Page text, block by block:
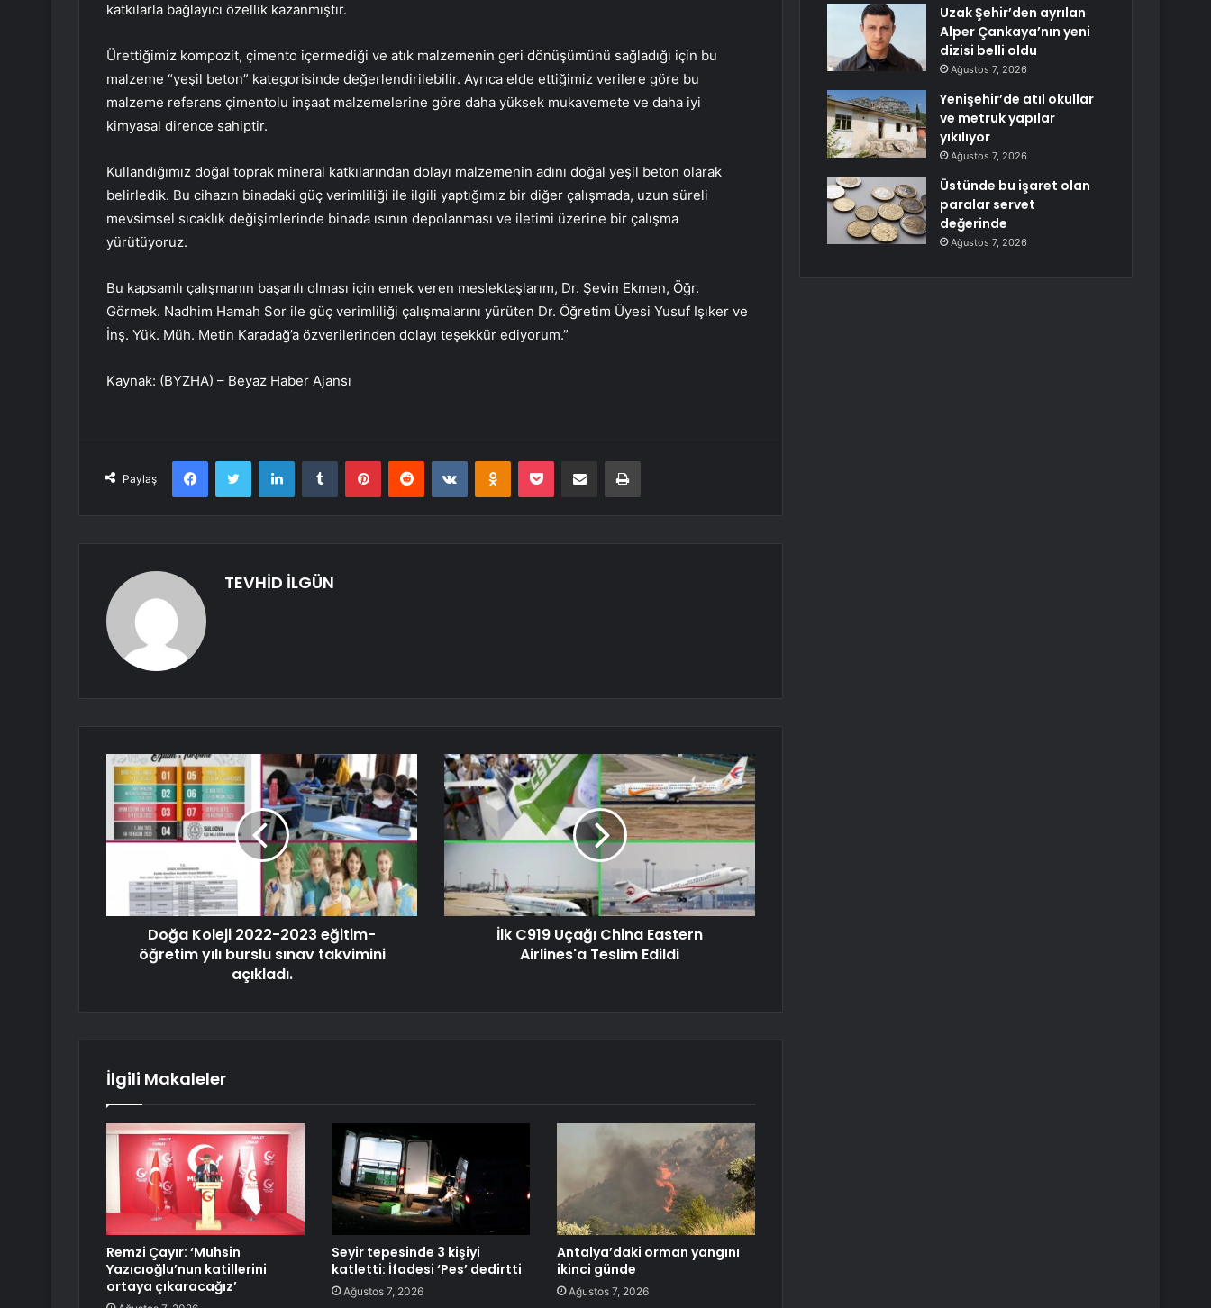
katkılarla bağlayıcı özellik kazanmıştır.
Ürettiğimiz kompozit, çimento içermediği ve atık malzemenin geri dönüşümünü sağladığı için bu
malzeme “yeşil beton” kategorisinde değerlendirilebilir. Ayrıca elde ettiğimiz verilere göre bu
malzeme referans çimentolu inşaat malzemelerine göre daha yüksek mukavemete ve daha iyi
kimyasal dirence sahiptir.
Kullandığımız doğal toprak mineral katkılarından dolayı malzemenin adını doğal yeşil beton olarak
belirledik. Bu cihazın binadaki güç verimliliği ile ilgili yaptığımız bir diğer çalışmada, uzun süreli
mevsimsel sıcaklık değişimlerinde binada ısının depolanması ve iletimi üzerine bir çalışma
yürütüyoruz.
Bu kapsamlı çalışmanın başarılı olması için emek veren meslektaşlarım, Dr. Şevin Ekmen, Öğr.
Görmek. Nadhim Hamah Sor ile güç verimliliği çalışmalarını yürüten Dr. Öğretim Üyesi Yusuf Işıker ve
İnş. Yük. Müh. Metin Karadağ’a özverilerinden dolayı teşekkür ediyorum.”
Kaynak: (BYZHA) – Beyaz Haber Ajansı
Paylaş
FacebookTwitter LinkedInTumblr PinterestReddit VKontakteOdnoklassniki
Pocket E-Posta ile paylaş Yazdır
TEVHİD İLGÜN
Doğa Koleji 2022-2023 eğitim-
öğretim yılı burslu sınav takvimini
açıkladı.
İlk C919 Uçağı China Eastern
Airlines'a Teslim Edildi
İlgili Makaleler
Remzi Çayır: ‘Muhsin
Yazıcıoğlu’nun katillerini
ortaya çıkaracağız’
Seyir tepesinde 3 kişiyi
katletti: İfadesi ‘Pes’ dedirtti
Ağustos 7, 2026
Antalya’daki orman yangını
ikinci günde
Ağustos 7, 2026
Uzak Şehir’den ayrılan
Alper Çankaya’nın yeni
dizisi belli oldu
Ağustos 7, 2026
Yenişehir’de atıl okullar
ve metruk yapılar
yıkılıyor
Ağustos 7, 2026
Üstünde bu işaret olan
paralar servet
değerinde
Ağustos 7, 2026